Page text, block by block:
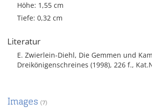
Höhe: 1,55 cm
Tiefe: 0,32 cm
Literatur
E. Zwierlein-Diehl, Die Gemmen und
Dreikönigenschreines (1998), 226 f.,
Images (7)